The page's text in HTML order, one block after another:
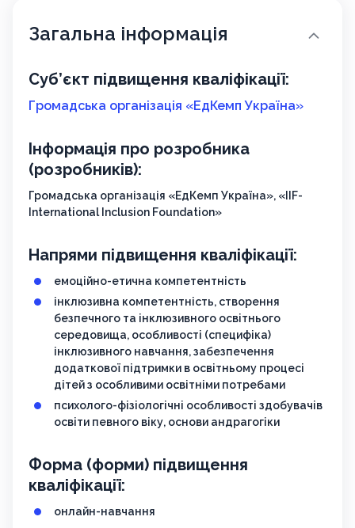
Загальна інформація
Суб’єкт підвищення кваліфікації:
Громадська організація «ЕдКемп Україна»
Інформація про розробника
(розробників):
Громадська організація «ЕдКемп Україна», «IIF-
International Inclusion Foundation»
Напрями підвищення кваліфікації:
емоційно-етична компетентність
інклюзивна компетентність, створення
безпечного та інклюзивного освітнього
середовища, особливості (специфіка)
інклюзивного навчання, забезпечення
додаткової підтримки в освітньому процесі
дітей з особливими освітніми потребами
психолого-фізіологічні особливості здобувачів
освіти певного віку, основи андрагогіки
Форма (форми) підвищення
кваліфікації:
онлайн-навчання